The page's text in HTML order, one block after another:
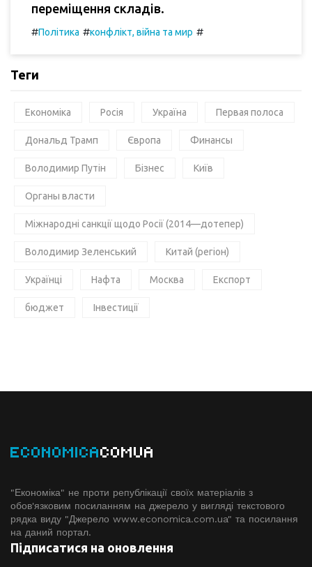
переміщення складів.
#Політика #конфлікт, війна та мир #
Теги
Економіка Росія Україна Первая полоса
Дональд Трамп Європа Финансы
Володимир Путін Бізнес Київ
Органы власти
Міжнародні санкції щодо Росії (2014—дотепер)
Володимир Зеленський Китай (регіон)
Українці Нафта Москва Експорт
бюджет Інвестиції
ECONOMICACOMUA
"Економіка" не проти републікації своїх матеріалів з
обов'язковим посиланням на джерело у вигляді текстового
рядка виду "Джерело www.economiсa.com.ua" та посилання
на даний портал.
Підписатися на оновлення